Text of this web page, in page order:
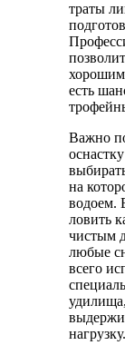
траты
хорошим
есть
Важно
на
водоем.
ловить
чистым
любые
всего
нагрузку.